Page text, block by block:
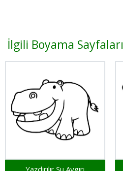
İlgili Boyama Sayfaları
Yazdırılır Su Aygırı